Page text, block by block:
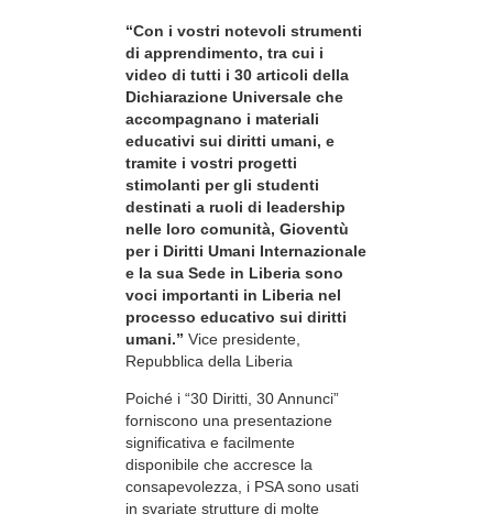
“Con i vostri notevoli strumenti
di apprendimento, tra cui i
video di tutti i 30 articoli della
Dichiarazione Universale che
accompagnano i materiali
educativi sui diritti umani, e
tramite i vostri progetti
stimolanti per gli studenti
destinati a ruoli di leadership
nelle loro comunità, Gioventù
per i Diritti Umani Internazionale
e la sua Sede in Liberia sono
voci importanti in Liberia nel
processo educativo sui diritti
umani.” Vice presidente,
Repubblica della Liberia
Poiché i “30 Diritti, 30 Annunci”
forniscono una presentazione
significativa e facilmente
disponibile che accresce la
consapevolezza, i PSA sono usati
in svariate strutture di molte